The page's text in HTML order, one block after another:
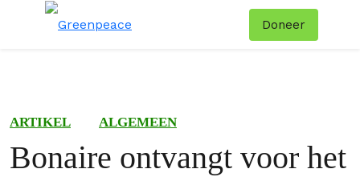
Doneer
ARTIKEL ALGEMEEN
Bonaire ontvangt voor het